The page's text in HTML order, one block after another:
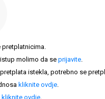
pretplatnicima.
molimo da seprijavite.
istekla, potrebno se
kliknite ovdje.
kliknite ovdje.